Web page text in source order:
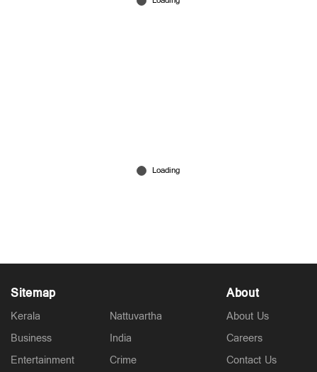
NEET 2026: പാലാ ബ്രില്ല്യന്റിന് തിളക്കമാർന്ന
വിജയം; ആദ്യ 500ൽ 11 പേർ
Sitemap
Kerala
Business
Entertainment
Nattuvartha
India
Crime
About
About Us
Careers
Contact Us